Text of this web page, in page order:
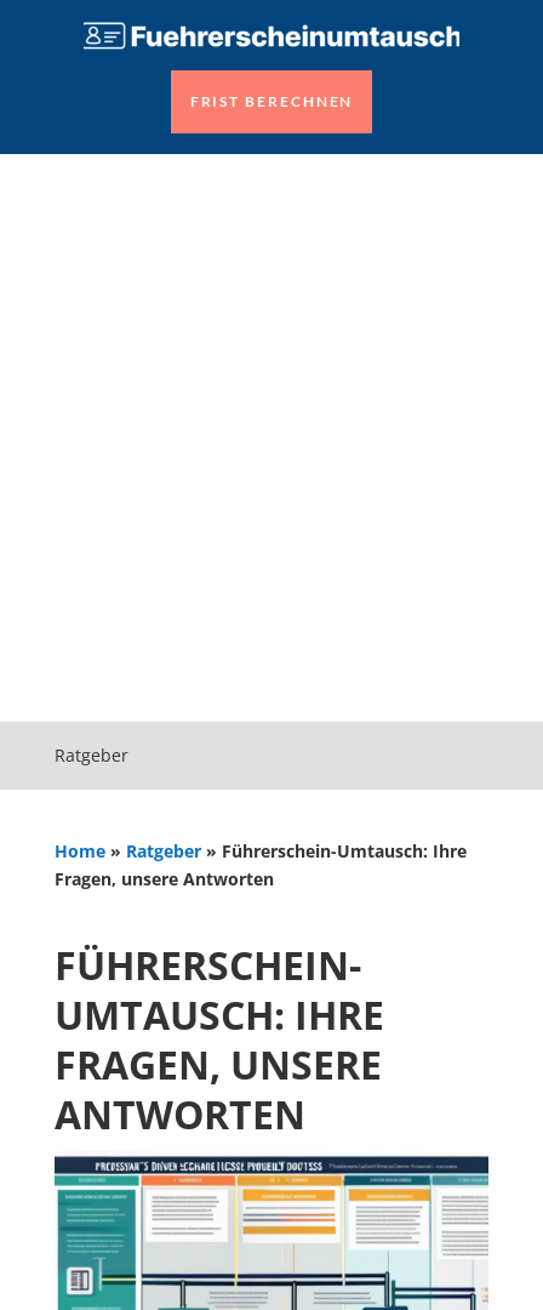
FRIST BERECHNEN
Ratgeber
Home» Ratgeber» Führerschein-Umtausch: Ihre
Fragen, unsere Antworten
FÜHRERSCHEIN-
UMTAUSCH: IHRE
FRAGEN, UNSERE
ANTWORTEN